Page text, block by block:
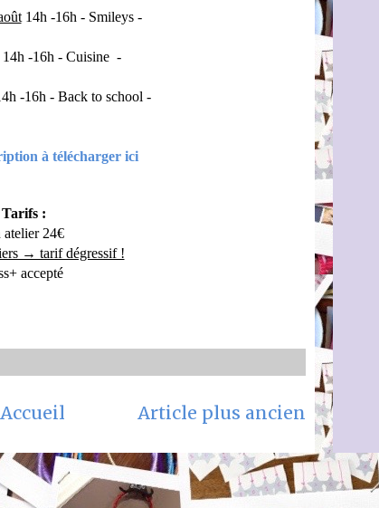
14h -16h - Smileys-
14h -16h - Cuisine -
-16h - Back to school -
à télécharger ici
Tarifs :
atelier 24€
→ tarif dégressif !
accepté
Article plus ancien
Accueil